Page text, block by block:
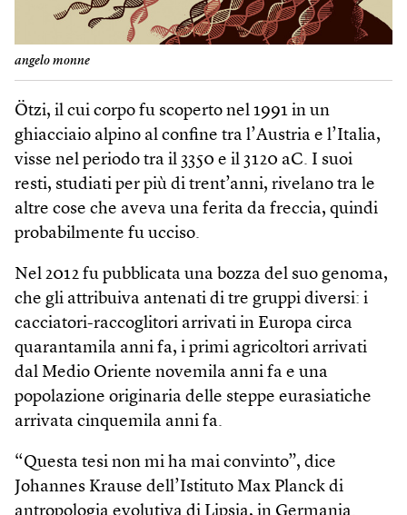
angelo monne
Ötzi, il cui corpo fu scoperto nel 1991 in un
ghiacciaio alpino al confine tra l’Austria e l’Italia,
visse nel periodo tra il 3350 e il 3120 aC. I suoi
resti, studiati per più di trent’anni, rivelano tra le
altre cose che aveva una ferita da freccia, quindi
probabilmente fu ucciso.
Nel 2012 fu pubblicata una bozza del suo genoma,
che gli attribuiva antenati di tre gruppi diversi: i
cacciatori-raccoglitori arrivati in Europa circa
quarantamila anni fa, i primi agricoltori arrivati
dal Medio Oriente novemila anni fa e una
popolazione originaria delle steppe eurasiatiche
arrivata cinquemila anni fa.
“Questa tesi non mi ha mai convinto”, dice
Johannes Krause dell’Istituto Max Planck di